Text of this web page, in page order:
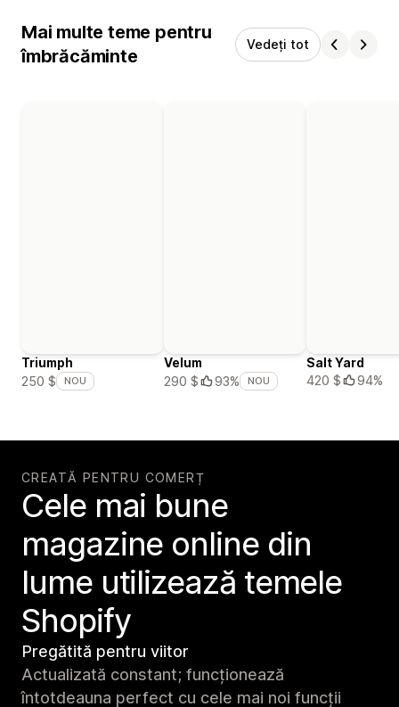
Mai multe teme pentru
îmbrăcăminte
Vedeți tot
Triumph
250 $
NOU
Velum
290 $
93% NOU
Salt Yard
420 $
94%
CREATĂ PENTRU COMERȚ
Cele mai bune
magazine online din
lume utilizează temele
Shopify
Pregătită pentru viitor
Actualizată constant; funcționează
întotdeauna perfect cu cele mai noi funcții